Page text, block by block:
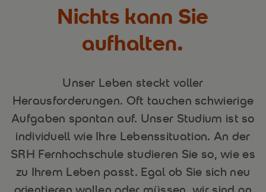
Nichts kann Sie
aufhalten.
Unser Leben steckt voller
Herausforderungen. Oft tauchen schwierige
Aufgaben spontan auf. Unser Studium ist so
individuell wie Ihre Lebenssituation. An der
SRH Fernhochschule studieren Sie so, wie es
zu Ihrem Leben passt. Egal ob Sie sich neu